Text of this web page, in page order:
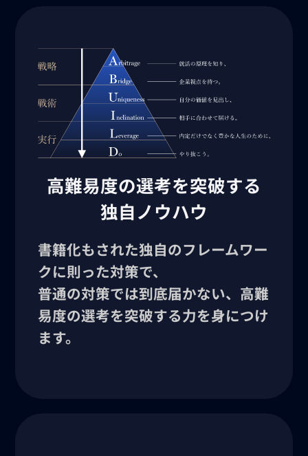
高難易度の選考を突破する
独自ノウハウ
書籍化もされた独自のフレームワー
クに則った対策で、
普通の対策では到底届かない、高難
易度の選考を突破する力を身につけ
ます。